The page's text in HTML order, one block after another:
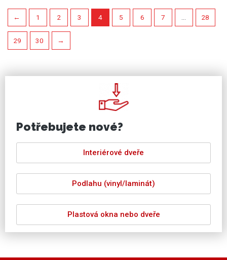
← 1 2 3 4 5 6 7 28
29 30 →
Potřebujete nové?
Interiérové dveře
Podlahu (vinyl/laminát)
Plastová okna nebo dveře